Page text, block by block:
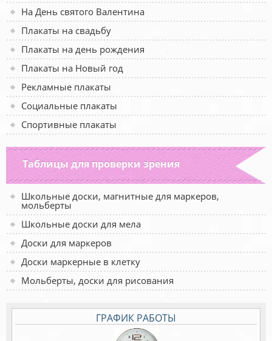
На День святого Валентина
Плакаты на свадьбу
Плакаты на день рождения
Плакаты на Новый год
Рекламные плакаты
Социальные плакаты
Спортивные плакаты
Таблицы для проверки зрения
Школьные доски, магнитные для маркеров,
мольберты
Школьные доски для мела
Доски для маркеров
Доски маркерные в клетку
Мольберты, доски для рисования
ГРАФИК РАБОТЫ